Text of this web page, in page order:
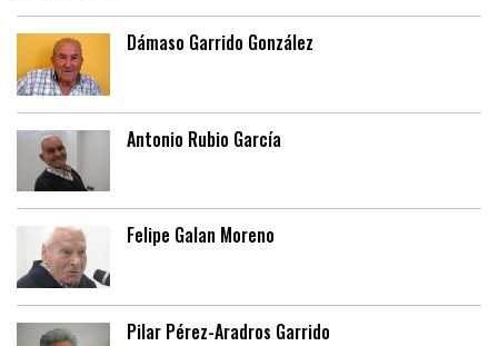
Dámaso Garrido González
Antonio Rubio García
Felipe Galan Moreno
Pilar Pérez-Aradros Garrido